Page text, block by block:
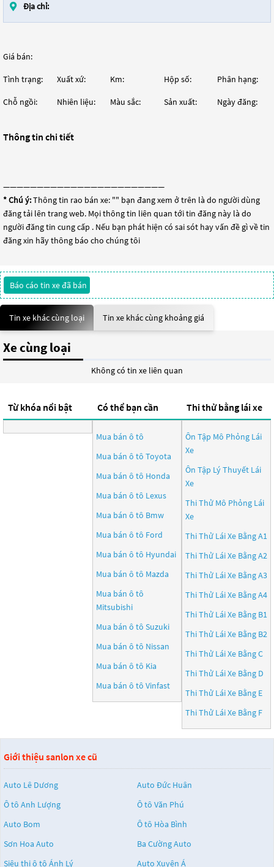
Địa chỉ:
Giá bán:
Tình trạng: Xuất xứ: Km: Hộp số: Phân hạng:
Chỗ ngồi: Nhiên liệu: Màu sắc: Sản xuất: Ngày đăng:
Thông tin chi tiết
————————————————————————
* Chú ý:Thông tin rao bán xe: "" bạn đang xem ở trên là do người dùng
đăng tải lên trang web. Mọi thông tin liên quan tới tin đăng này là do
người đăng tin cung cấp . Nếu bạn phát hiện có sai sót hay vấn đề gì về tin
đăng xin hãy thông báo cho chúng tôi
Báo cáo tin xe đã bán
Tin xe khác cùng loại Tin xe khác cùng khoảng giá
Xe cùng loại
Không có tin xe liên quan
Từ khóa nổi bật Có thể bạn cần
Mua bán ô tô
Mua bán ô tô Toyota
Mua bán ô tô Honda
Mua bán ô tô Lexus
Mua bán ô tô Bmw
Mua bán ô tô Ford
Mua bán ô tô Hyundai
Mua bán ô tô Mazda
Mua bán ô tô
Mitsubishi
Mua bán ô tô Suzuki
Mua bán ô tô Nissan
Mua bán ô tô Kia
Mua bán ô tô Vinfast
Thi thử bằng lái xe
Ôn Tập Mô Phỏng Lái
Xe
Ôn Tập Lý Thuyết Lái
Xe
Thi Thử Mô Phỏng Lái
Xe
Thi Thử Lái Xe Bằng A1
Thi Thử Lái Xe Bằng A2
Thi Thử Lái Xe Bằng A3
Thi Thử Lái Xe Bằng A4
Thi Thử Lái Xe Bằng B1
Thi Thử Lái Xe Bằng B2
Thi Thử Lái Xe Bằng C
Thi Thử Lái Xe Bằng D
Thi Thử Lái Xe Bằng E
Thi Thử Lái Xe Bằng F
Giới thiệu sanlon xe cũ
Auto Lê Dương
Auto Đức Huân
Ô tô Anh Lượng
Ô tô Văn Phú
Auto Bom
Ô tô Hòa Bình
Sơn Hoa Auto
Ba Cường Auto
Siêu thị ô tô Ánh Lý
Auto Xuyên Á